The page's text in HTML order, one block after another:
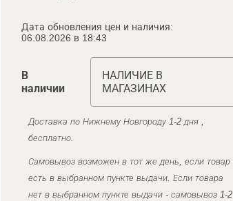
Дата обновления цен и наличия:
06.08.2026 в 18:43
В
наличии
НАЛИЧИЕ В
МАГАЗИНАХ
Доставка по Нижнему Новгороду 1-2 дня ,
бесплатно.
Самовывоз возможен в тот же день, если товар
есть в выбранном пункте выдачи. Если товара
нет в выбранном пункте выдачи - самовывоз 1-2